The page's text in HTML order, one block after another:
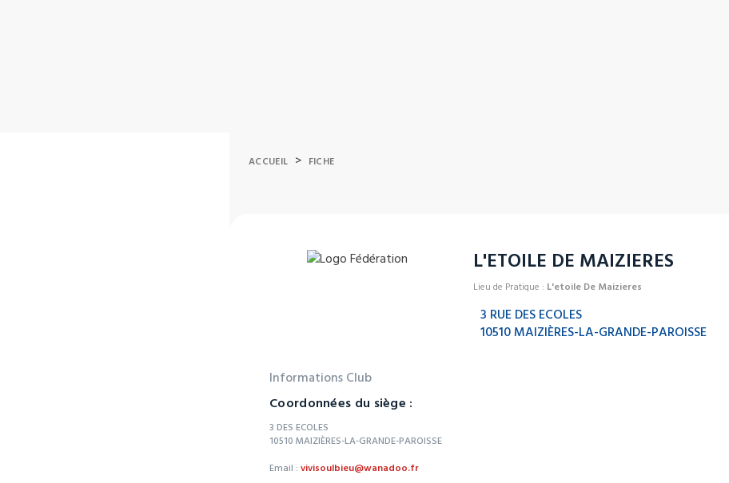
ACCUEIL > FICHE
L'ETOILE DE MAIZIERES
Lieu de Pratique : L'etoile De Maizieres
3 RUE DES ECOLES
10510 MAIZIÈRES-LA-GRANDE-PAROISSE
Informations Club
Coordonnées du siège :
3 DES ECOLES
10510 MAIZIÈRES-LA-GRANDE-PAROISSE
Email : vivisoulbieu@wanadoo.fr